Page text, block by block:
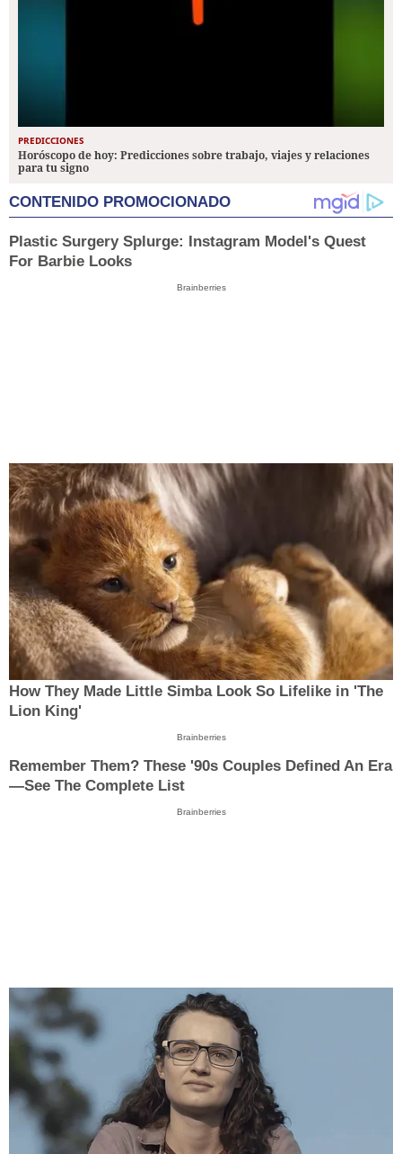
PREDICCIONES
Horóscopo de hoy: Predicciones sobre trabajo, viajes y relaciones
para tu signo
CONTENIDO PROMOCIONADO
Plastic Surgery Splurge: Instagram Model's Quest
For Barbie Looks
Brainberries
How They Made Little Simba Look So Lifelike in 'The
Lion King'
Brainberries
Remember Them? These '90s Couples Defined An Era
—See The Complete List
Brainberries